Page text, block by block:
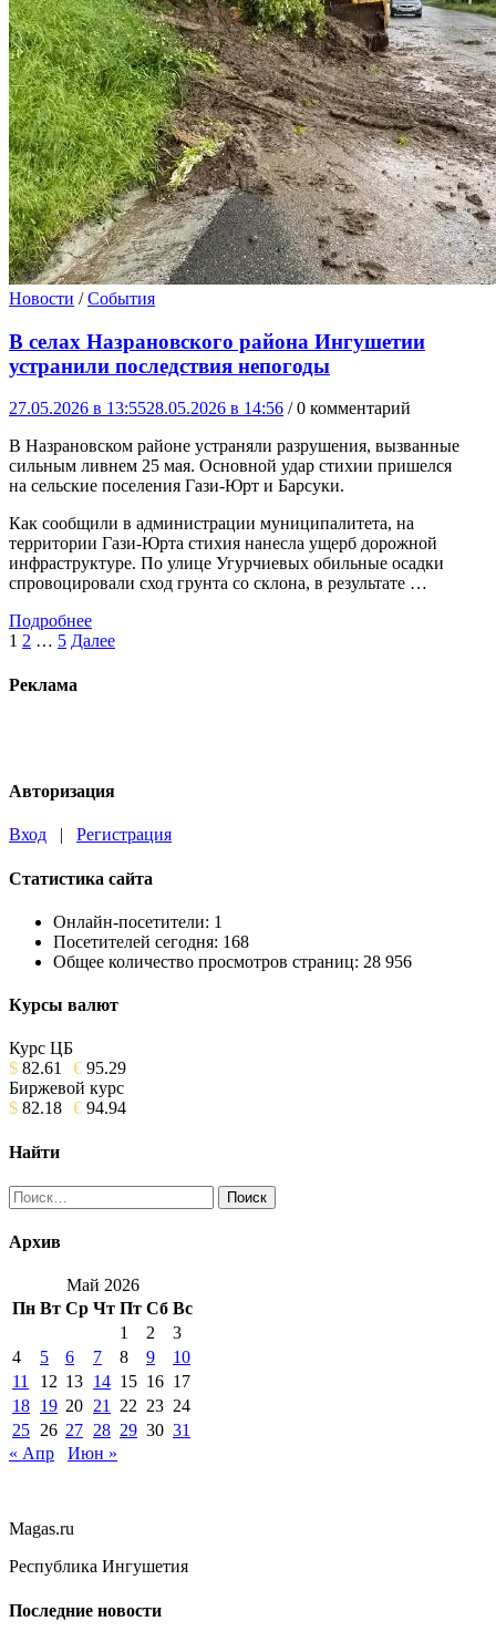
Новости /События
В селах Назрановского района Ингушетии
устранили последствия непогоды
27.05.2026 в 13:5528.05.2026 в 14:56 / 0 комментарий
В Назрановском районе устраняли разрушения, вызванные
сильным ливнем 25 мая. Основной удар стихии пришелся
на сельские поселения Гази-Юрт и Барсуки.
Как сообщили в администрации муниципалитета, на
территории Гази-Юрта стихия нанесла ущерб дорожной
инфраструктуре. По улице Угурчиевых обильные осадки
спровоцировали сход грунта со склона, в результате …
Подробнее
Пагинация
записей
1 2 … 5 Далее
Реклама
Авторизация
Вход | Регистрация
Статистика сайта
Онлайн-посетители: 1
Посетителей сегодня: 168
Общее количество просмотров страниц: 28 956
Курсы валют
Курс ЦБ
$ 82.61 € 95.29
Биржевой курс
$ 82.18 € 94.94
Найти
Найти:
Архив
Май 2026
Пн Вт Ср Чт Пт Сб Вс
1
2
3
4
5 6 7 8 9
10
11
12 13 14 15 16 17
18 19 20 21 22 23 24
25 26 27 28 29 30 31
« Апр
Июн »
Magas.ru
Республика Ингушетия
Последние новости